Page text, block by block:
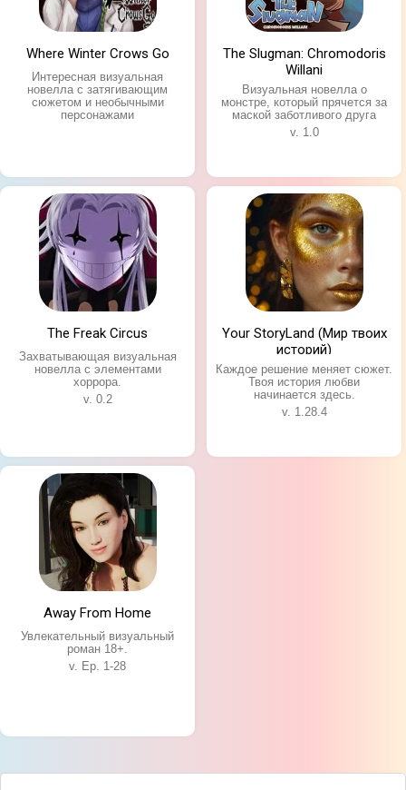
за пару матчей .
Минусы:
- Серьёзные проблемы с балансом после
обновлений: бесплатных героев ослабляют, а
платных делают имбовыми.
- Игра сильно греет телефон, а нестабильное
Where Winter Crows Go
Интересная визуальная
новелла с затягивающим
сюжетом и необычными
персонажами
The Slugman: Chromodoris
Willani
Визуальная новелла о
монстре, который прячется за
маской заботливого друга
v. 1.0
The Freak Circus
Захватывающая визуальная
новелла с элементами
хоррора.
v. 0.2
Your StoryLand (Мир твоих
историй)
Каждое решение меняет сюжет.
Твоя история любви
начинается здесь.
v. 1.28.4
Away From Home
Увлекательный визуальный
роман 18+.
v. Ep. 1-28